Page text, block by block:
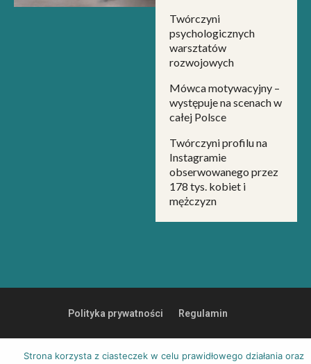
Twórczyni
psychologicznych
warsztatów
rozwojowych
Mówca motywacyjny –
występuje na scenach w
całej Polsce
Twórczyni profilu na
Instagramie
obserwowanego przez
178 tys. kobiet i
mężczyzn
Polityka prywatności Regulamin
Strona korzysta z ciasteczek w celu prawidłowego działania oraz